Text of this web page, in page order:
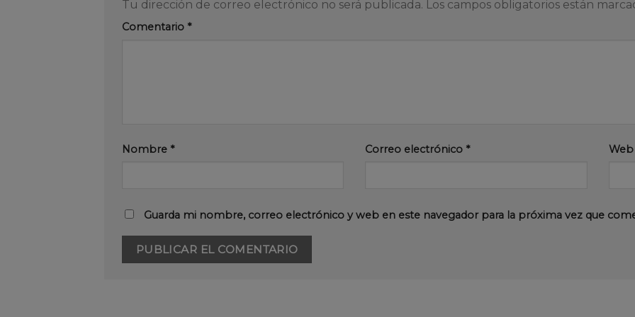
Tu dirección de correo electrónico no será publicada. Los campos obligatorios están
Comentario *
Nombre * Correo electrónico * Web
Guarda mi nombre, correo electrónico y web en este navegador para la próxima vez que